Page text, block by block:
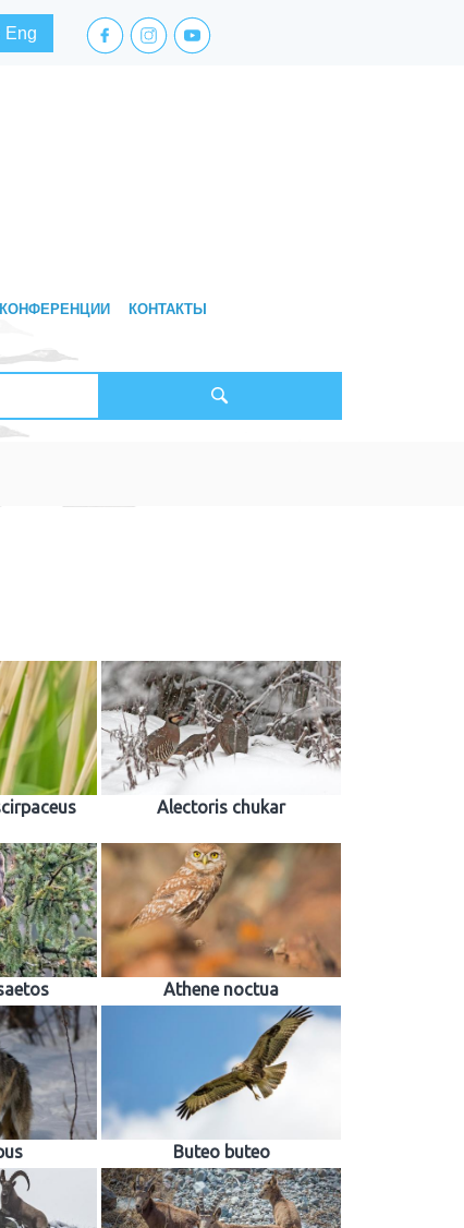
Eng facebook.com
instagram.com
youtube.com
КОНФЕРЕНЦИИ КОНТАКТЫ
Alectoris chukar
Athene noctua
Buteo buteo